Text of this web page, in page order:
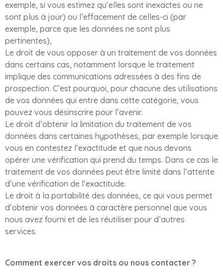
exemple, si vous estimez qu’elles sont inexactes ou ne
sont plus à jour) ou l’effacement de celles-ci (par
exemple, parce que les données ne sont plus
pertinentes),
Le droit de vous opposer à un traitement de vos données
dans certains cas, notamment lorsque le traitement
implique des communications adressées à des fins de
prospection. C’est pourquoi, pour chacune des utilisations
de vos données qui entre dans cette catégorie, vous
pouvez vous désinscrire pour l’avenir.
Le droit d’obtenir la limitation du traitement de vos
données dans certaines hypothèses, par exemple lorsque
vous en contestez l’exactitude et que nous devons
opérer une vérification qui prend du temps. Dans ce cas le
traitement de vos données peut être limité dans l’attente
d’une vérification de l’exactitude.
Le droit à la portabilité des données, ce qui vous permet
d’obtenir vos données à caractère personnel que vous
nous avez fourni et de les réutiliser pour d’autres
services.
Comment exercer vos droits ou nous contacter ?